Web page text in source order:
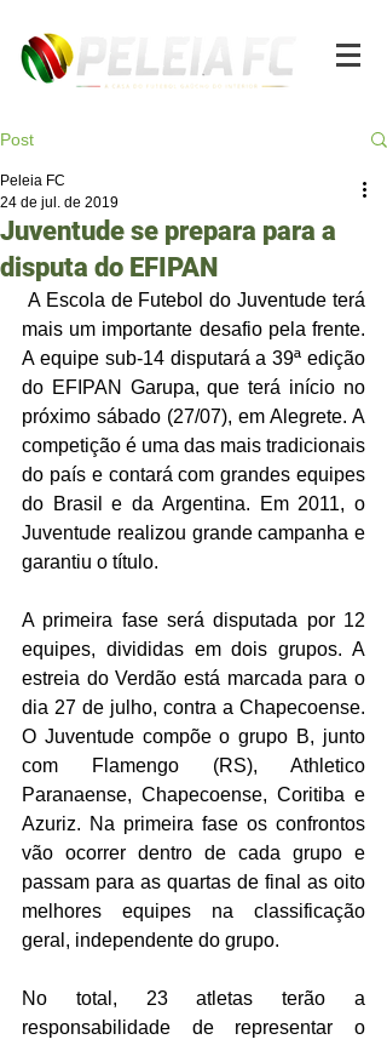
Post
Juventude se prepara para a
disputa do EFIPAN
Peleia FC
24 de jul. de 2019
mais um importante desafio pela frente.
A equipe sub-14 disputará a 39ª edição
do EFIPAN Garupa, que terá início no
próximo sábado (27/07), em Alegrete. A
competição é uma das mais tradicionais
do país e contará com grandes equipes
do Brasil e da Argentina. Em 2011, o
Juventude realizou grande campanha e
garantiu o título.
A primeira fase será disputada por 12
equipes, divididas em dois grupos. A
estreia do Verdão está marcada para o
dia 27 de julho, contra a Chapecoense.
O Juventude compõe o grupo B, junto
com Flamengo (RS), Athletico
Paranaense, Chapecoense, Coritiba e
Azuriz. Na primeira fase os confrontos
vão ocorrer dentro de cada grupo e
passam para as quartas de final as oito
melhores equipes na classificação
geral, independente do grupo.
No total, 23 atletas terão a
responsabilidade de representar o